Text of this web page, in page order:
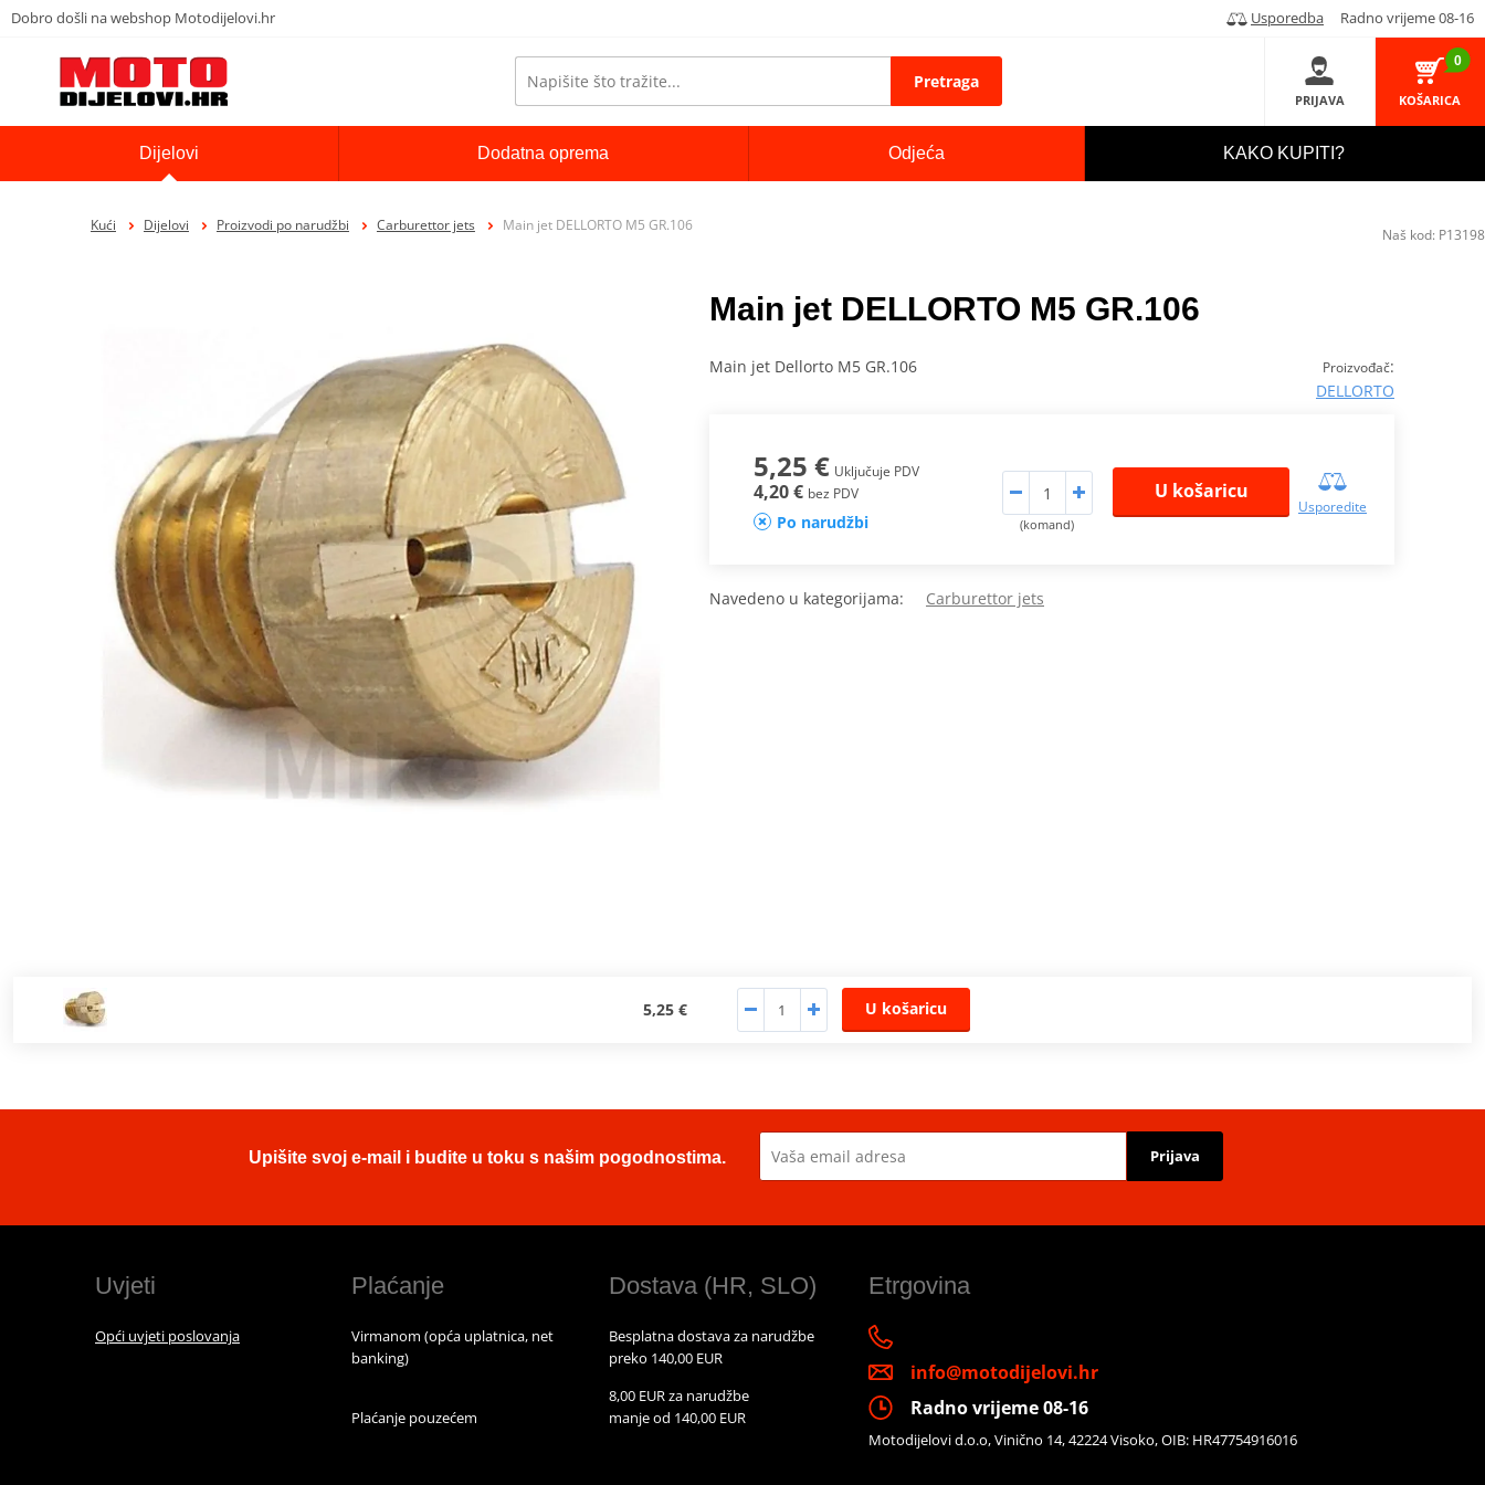
Dobro došli na webshop Motodijelovi.hr Usporedba Radno vrijeme 08-16
Pretraga
PRIJAVA
0
KOŠARICA
Dijelovi Dodatna oprema Odjeća KAKO KUPITI?
Kući Dijelovi Proizvodi po narudžbi Carburettor jets Main jet DELLORTO M5 GR.106
Main jet DELLORTO M5 GR.106
Proizvođač:
DELLORTO
Main jet Dellorto M5 GR.106
5,25 € Uključuje PDV
4,20 € bez PDV
Po narudžbi (komand)
U košaricu
Usporedite
Navedeno u kategorijama: Carburettor jets
5,25 € U košaricu
Naš kod: P13198
Upišite svoj e-mail i budite u toku s našim pogodnostima. Prijava
Uvjeti
Opći uvjeti poslovanja
Plaćanje
Virmanom (opća uplatnica, net
banking)
Plaćanje pouzećem
Dostava (HR, SLO)
Besplatna dostava za narudžbe
preko 140,00 EUR
8,00 EUR za narudžbe
manje od 140,00 EUR
Etrgovina
info@motodijelovi.hr
Radno vrijeme 08-16
Motodijelovi d.o.o, Vinično 14, 42224 Visoko, OIB: HR47754916016